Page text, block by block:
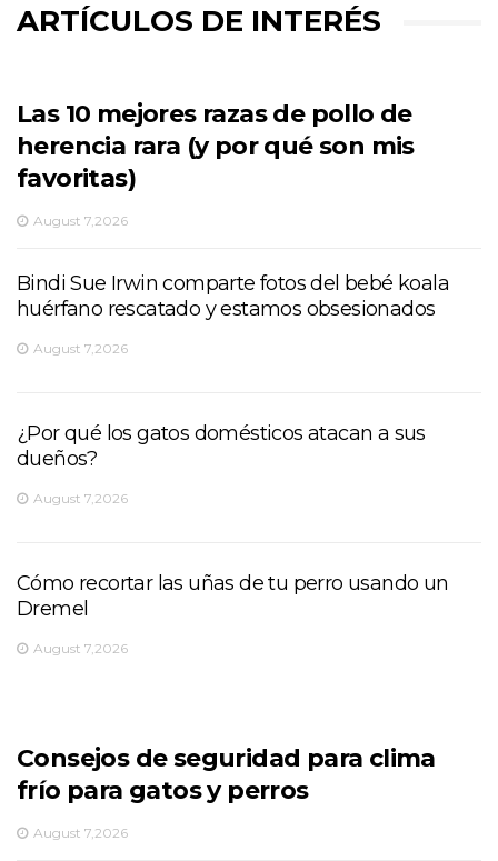
ARTÍCULOS DE INTERÉS
Las 10 mejores razas de pollo de
herencia rara (y por qué son mis
favoritas)
August 7,2026
Bindi Sue Irwin comparte fotos del bebé koala
huérfano rescatado y estamos obsesionados
August 7,2026
¿Por qué los gatos domésticos atacan a sus
dueños?
August 7,2026
Cómo recortar las uñas de tu perro usando un
Dremel
August 7,2026
Consejos de seguridad para clima
frío para gatos y perros
August 7,2026